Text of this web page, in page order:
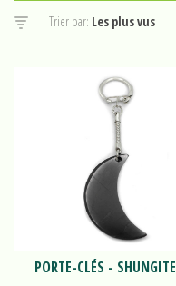
Trier par:
PORTE-CLÉS - SHUNGITE